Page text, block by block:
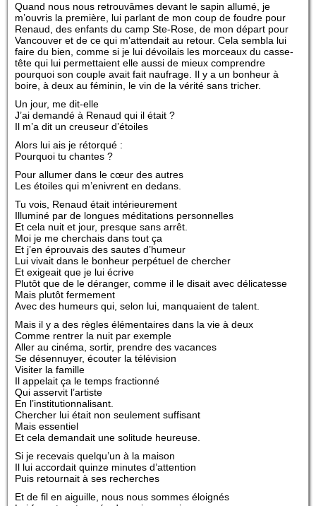
Quand nous nous retrouvâmes devant le sapin allumé, je
m’ouvris la première, lui parlant de mon coup de foudre pour
Renaud, des enfants du camp Ste-Rose, de mon départ pour
Vancouver et de ce qui m’attendait au retour. Cela sembla lui
faire du bien, comme si je lui dévoilais les morceaux du casse-
tête qui lui permettaient elle aussi de mieux comprendre
pourquoi son couple avait fait naufrage. Il y a un bonheur à
boire, à deux au féminin, le vin de la vérité sans tricher.
Un jour, me dit-elle
J’ai demandé à Renaud qui il était ?
Il m’a dit un creuseur d’étoiles
Alors lui ais je rétorqué :
Pourquoi tu chantes ?
Pour allumer dans le cœur des autres
Les étoiles qui m’enivrent en dedans.
Tu vois, Renaud était intérieurement
Illuminé par de longues méditations personnelles
Et cela nuit et jour, presque sans arrêt.
Moi je me cherchais dans tout ça
Et j’en éprouvais des sautes d’humeur
Lui vivait dans le bonheur perpétuel de chercher
Et exigeait que je lui écrive
Plutôt que de le déranger, comme il le disait avec délicatesse
Mais plutôt fermement
Avec des humeurs qui, selon lui, manquaient de talent.
Mais il y a des règles élémentaires dans la vie à deux
Comme rentrer la nuit par exemple
Aller au cinéma, sortir, prendre des vacances
Se désennuyer, écouter la télévision
Visiter la famille
Il appelait ça le temps fractionné
Qui asservit l’artiste
En l’institutionnalisant.
Chercher lui était non seulement suffisant
Mais essentiel
Et cela demandait une solitude heureuse.
Si je recevais quelqu’un à la maison
Il lui accordait quinze minutes d’attention
Puis retournait à ses recherches
Et de fil en aiguille, nous nous sommes éloignés